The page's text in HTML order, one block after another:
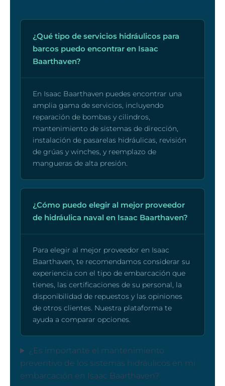
¿Qué tipo de servicios hidráulicos para
barcos puedo encontrar en Isaac
Baarthaven?
En Isaac Baarthaven puedes encontrar una
amplia gama de servicios, incluyendo
reparación de bombas y cilindros,
mantenimiento de sistemas de dirección,
instalación de pasarelas hidráulicas, revisión
de grúas y winches, y reemplazo de
mangueras de alta presión.
¿Cómo puedo elegir al mejor proveedor
de hidráulica naval en Isaac Baarthaven?
Para elegir al mejor proveedor en Isaac
Baarthaven, te recomendamos considerar su
experiencia con el tipo de embarcación que
tienes, las certificaciones de su personal, la
disponibilidad de repuestos y las opiniones
de otros clientes. Nuestra plataforma te
ayuda a comparar opciones.
¿Es importante el mantenimiento
preventivo de los sistemas hidráulicos en mi
embarcación en Isaac Baarthaven?